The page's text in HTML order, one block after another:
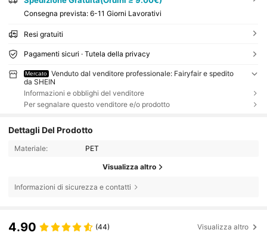
Consegna prevista: 6-11 Giorni Lavorativi
Resi gratuiti
Pagamenti sicuri · Tutela della privacy
Mercato
Venduto dal venditore professionale: Fairyfair e spedito
da SHEIN
Informazioni e obblighi del venditore
Per segnalare questo venditore e/o prodotto
Dettagli Del Prodotto
Materiale: PET
Visualizza altro
Informazioni di sicurezza e contatti
4.90 (44) Visualizza altro